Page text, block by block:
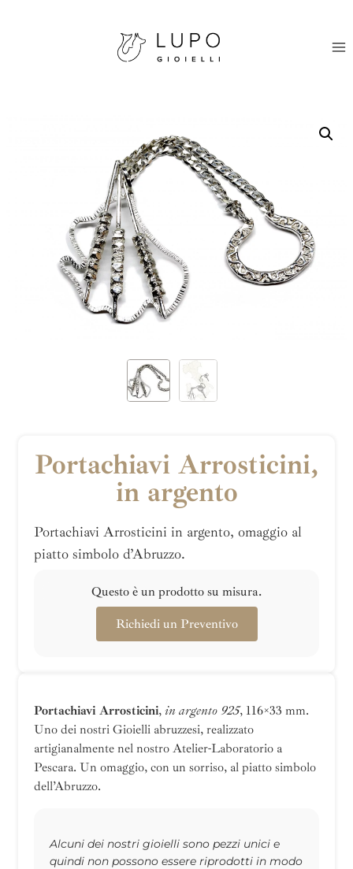
Portachiavi Arrosticini,
in argento
Portachiavi Arrosticini in argento, omaggio al
piatto simbolo d’Abruzzo.
Questo è un prodotto su misura.
Richiedi un Preventivo
Portachiavi Arrosticini, in argento 925, 116×33 mm.
Uno dei nostri Gioielli abruzzesi, realizzato
artigianalmente nel nostro Atelier-Laboratorio a
Pescara. Un omaggio, con un sorriso, al piatto simbolo
dell’Abruzzo.
Alcuni dei nostri gioielli sono pezzi unici e
quindi non possono essere riprodotti in modo